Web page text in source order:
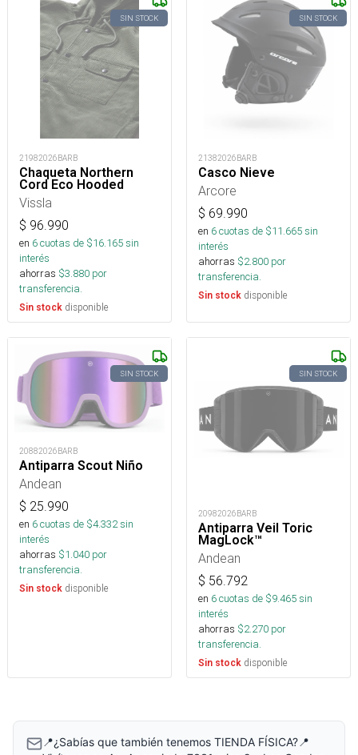
SIN STOCK
21982026BARB
Chaqueta Northern
Cord Eco Hooded
Vissla
$ 96.990
en 6cuotas de $16.165sin
interés
ahorras $3.880 por
transferencia.
Sin stock disponible
SIN STOCK
21382026BARB
Casco Nieve
Arcore
$ 69.990
en 6cuotas de $11.665sin
interés
ahorras $2.800 por
transferencia.
Sin stock disponible
SIN STOCK
20882026BARB
Antiparra Scout Niño
Andean
$ 25.990
en 6cuotas de $4.332sin
interés
ahorras $1.040 por
transferencia.
Sin stock disponible
SIN STOCK
20982026BARB
Antiparra Veil Toric
MagLock™
Andean
$ 56.792
en 6cuotas de $9.465sin
interés
ahorras $2.270 por
transferencia.
Sin stock disponible
📍¿Sabías que también tenemos TIENDA FÍSICA?📍